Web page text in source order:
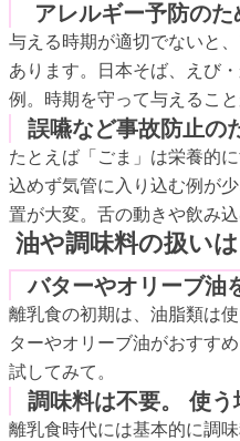
アレルギー予防のた
与える時期が適切でないと
あります。日本そば、えび
例。時期を守って与えること
誤嚥など事故防止の
たとえば「ごま」は栄養的
込めず気管に入り込む例が
置が大変。舌の動きや飲み
油や調味料の扱いは
バターやオリーブ油
離乳食の初期は、油脂類は
ターやオリーブ油がおすす
試してみて。
調味料は不要。 使
離乳食時代には基本的に調